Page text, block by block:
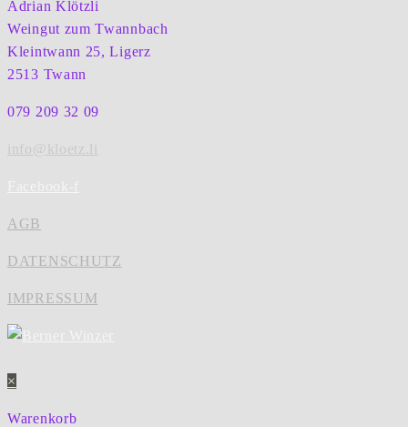
Adrian Klötzli
Weingut zum Twannbach
Kleintwann 25, Ligerz
2513 Twann
079 209 32 09
info@kloetz.li
AGB
DATENSCHUTZ
IMPRESSUM
×
Warenkorb